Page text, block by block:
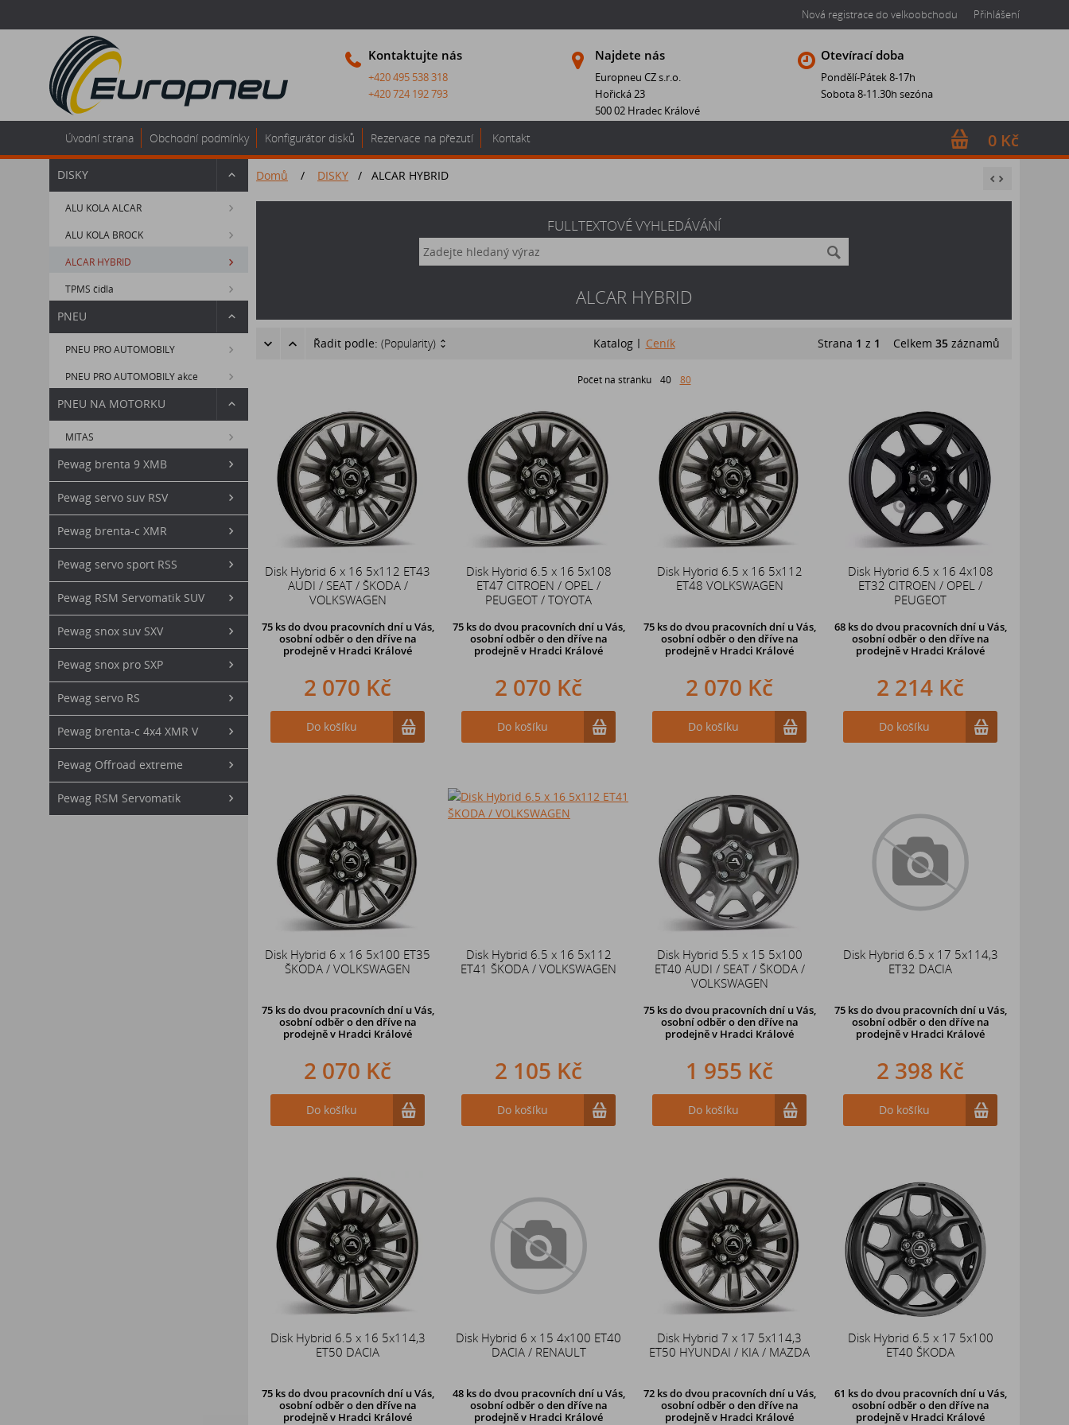
Nová registrace do velkoobchodu Přihlášení
Kontaktujte nás
+420 495 538 318
+420 724 192 793
Najdete nás
Europneu CZ s.r.o.
Hořická 23
500 02 Hradec Králové
Otevírací doba
Pondělí-Pátek 8-17h
Sobota 8-11.30h sezóna
0 Kč
Úvodní strana Obchodní podmínky Konfigurátor disků Rezervace na přezutí Kontakt
DISKY
ALU KOLA ALCAR
ALU KOLA BROCK
ALCAR HYBRID
TPMS čidla
PNEU
PNEU PRO AUTOMOBILY
PNEU PRO AUTOMOBILY akce
PNEU NA MOTORKU
MITAS
Pewag brenta 9 XMB
Pewag servo suv RSV
Pewag brenta-c XMR
Pewag servo sport RSS
Pewag RSM Servomatik SUV
Pewag snox suv SXV
Pewag snox pro SXP
Pewag servo RS
Pewag brenta-c 4x4 XMR V
Pewag Offroad extreme
Pewag RSM Servomatik
Domů / DISKY / ALCAR HYBRID
FULLTEXTOVÉ VYHLEDÁVÁNÍ
ALCAR HYBRID
Řadit podle: (Popularity) Katalog Ceník Strana 1 z 1 Celkem 35 záznamů
Počet na stránku 40 80
Disk Hybrid 6 x 16 5x112 ET43
AUDI / SEAT / ŠKODA /
VOLKSWAGEN
75 ks do dvou pracovních dní u Vás,
osobní odběr o den dřívena
prodejně v Hradci Králové
2 070 Kč
Do košíku
Disk Hybrid 6.5 x 16 5x108
ET47 CITROEN / OPEL /
PEUGEOT / TOYOTA
75 ks do dvou pracovních dní u Vás,
osobní odběr o den dřívena
prodejně v Hradci Králové
2 070 Kč
Do košíku
Disk Hybrid 6.5 x 16 5x112
ET48 VOLKSWAGEN
75 ks do dvou pracovních dní u Vás,
osobní odběr o den dřívena
prodejně v Hradci Králové
2 070 Kč
Do košíku
Disk Hybrid 6.5 x 16 4x108
ET32 CITROEN / OPEL /
PEUGEOT
68 ks do dvou pracovních dní u Vás,
osobní odběr o den dřívena
prodejně v Hradci Králové
2 214 Kč
Do košíku
Disk Hybrid 6 x 16 5x100 ET35
ŠKODA / VOLKSWAGEN
75 ks do dvou pracovních dní u Vás,
osobní odběr o den dřívena
prodejně v Hradci Králové
2 070 Kč
Do košíku
Disk Hybrid 6.5 x 16 5x112
ET41 ŠKODA / VOLKSWAGEN
2 105 Kč
Do košíku
Disk Hybrid 5.5 x 15 5x100
ET40 AUDI / SEAT / ŠKODA /
VOLKSWAGEN
75 ks do dvou pracovních dní u Vás,
osobní odběr o den dřívena
prodejně v Hradci Králové
1 955 Kč
Do košíku
Disk Hybrid 6.5 x 17 5x114,3
ET32 DACIA
75 ks do dvou pracovních dní u Vás,
osobní odběr o den dřívena
prodejně v Hradci Králové
2 398 Kč
Do košíku
Disk Hybrid 6.5 x 16 5x114,3
ET50 DACIA
75 ks do dvou pracovních dní u Vás,
osobní odběr o den dřívena
prodejně v Hradci Králové
Disk Hybrid 6 x 15 4x100 ET40
DACIA / RENAULT
48 ks do dvou pracovních dní u Vás,
osobní odběr o den dřívena
prodejně v Hradci Králové
Disk Hybrid 7 x 17 5x114,3
ET50 HYUNDAI / KIA / MAZDA
72 ks do dvou pracovních dní u Vás,
osobní odběr o den dřívena
prodejně v Hradci Králové
Disk Hybrid 6.5 x 17 5x100
ET40 ŠKODA
61 ks do dvou pracovních dní u Vás,
osobní odběr o den dřívena
prodejně v Hradci Králové